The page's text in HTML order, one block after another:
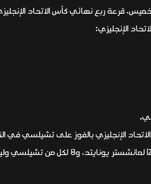
قرعة ربع نهائي كأس الاتحاد
الإنجليزي:
الإنجليزي بالفوز على تشيلسي في